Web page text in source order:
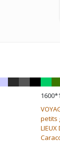
petits
LIEUX